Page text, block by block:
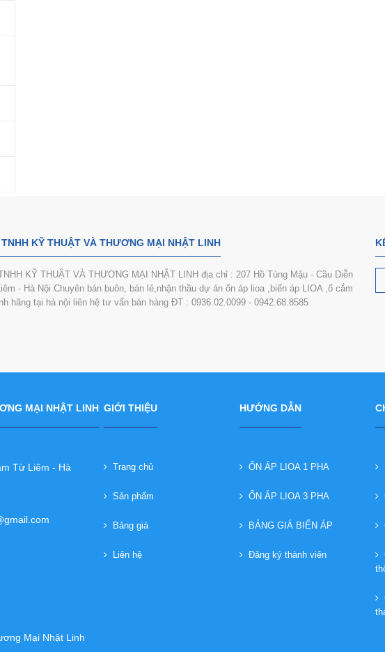
KỸ THUẬT VÀ THƯƠNG MẠI NHẬT LINH
KỸ THUẬT VÀ THƯƠNG MẠI NHẬT LINH địa chỉ : 207 Hồ Tùng Mậu - Cầu Diễn
- Hà Nội Chuyên bán buôn, bán lẻ,nhận thầu dự án ổn áp lioa ,biến áp LIOA ,ổ cắm
hãng tại hà nội liên hệ tư vấn bán hàng ĐT : 0936.02.0099 - 0942.68.8585
MẠI NHẬT LINH
Từ Liêm - Hà
GIỚI THIỆU
Trang chủ
Sản phẩm
Bảng giá
Liên hệ
HƯỚNG DẪN
ỔN ÁP LIOA 1 PHA
ỔN ÁP LIOA 3 PHA
BẢNG GIÁ BIẾN ÁP
Đăng ký thành viên
Mại Nhật Linh